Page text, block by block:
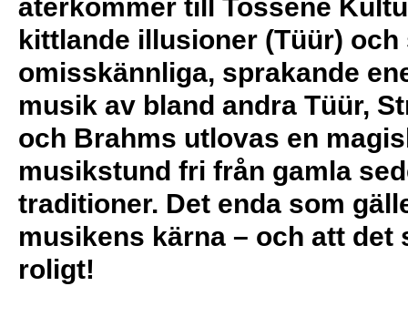
återkommer till Tossene
kittlande illusioner (Tüür) och
omisskännliga, sprakande
musik av bland andra Tüür,
och Brahms utlovas en
musikstund fri från gamla
traditioner. Det enda som
musikens kärna – och att det
roligt!